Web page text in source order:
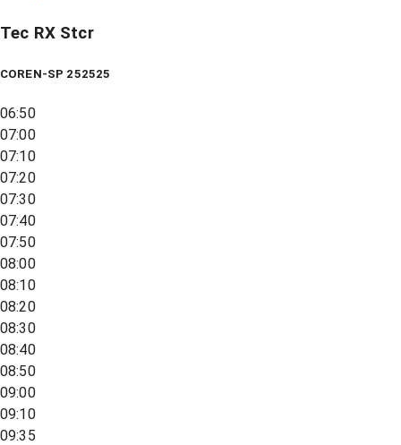
Tec RX Stcr
COREN-SP 252525
06:50
07:00
07:10
07:20
07:30
07:40
07:50
08:00
08:10
08:20
08:30
08:40
08:50
09:00
09:10
09:35